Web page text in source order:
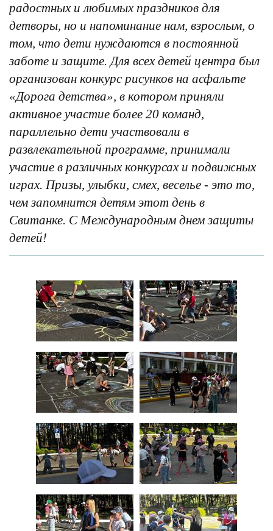
радостных и любимых праздников для
детворы, но и напоминание нам, взрослым, о
том, что дети нуждаются в постоянной
заботе и защите. Для всех детей центра был
организован конкурс рисунков на асфальте
«Дорога детства», в котором приняли
активное участие более 20 команд,
параллельно дети участвовали в
развлекательной программе, принимали
участие в различных конкурсах и подвижных
играх. Призы, улыбки, смех, веселье - это то,
чем запомнится детям этот день в
Свитанке. С Международным днем защиты
детей!